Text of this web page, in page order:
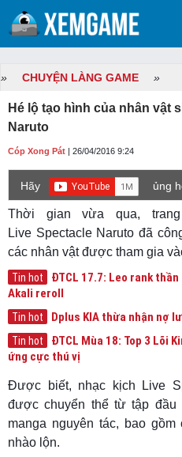
» CHUYỆN LÀNG GAME »
Hé lộ tạo hình của nhân vật
Naruto
Cóp Xong Pát | 26/04/2016 9:24
Hãy
ủng
game mới hơn nhé!
Thời gian vừa qua,
Live Spectacle Naruto đã
các nhân vật được tham gia
Tin hot
ĐTCL 17.7: Leo rank
Akali reroll
Tin hot Dplus KIA thừa nhận nợ
Tin hot
ĐTCL Mùa 18: Top 3 Lõi
ứng cực thú vị
Được biết, nhạc kịch Live
được chuyển thể từ tập đầu
manga nguyên tác, bao
nhào lộn.